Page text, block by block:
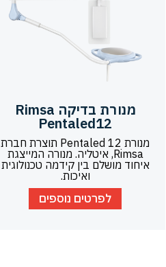
מנורת בדיקה Rimsa
Pentaled12
מנורת Pentaled 12 תוצרת חברת
Rimsa, איטליה. מנורה המייצגת
איחוד מושלם בין קידמה טכנולוגית
ואיכות.
לפרטים נוספים